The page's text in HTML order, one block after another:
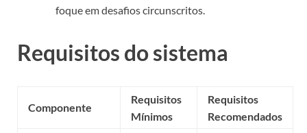
foque em desafios circunscritos.
Requisitos do sistema
Componente
Requisitos
Mínimos
Requisitos
Recomendados